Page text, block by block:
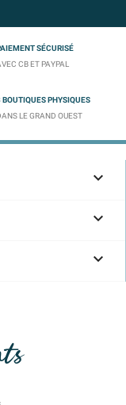
SÉCURISÉ
CB ET PAYPAL
BOUTIQUES PHYSIQUES
LE GRAND OUEST


